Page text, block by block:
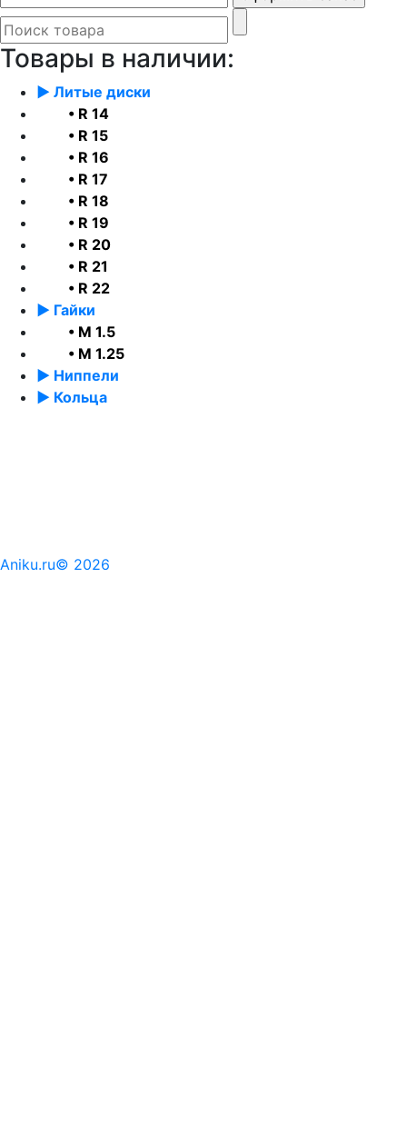
Товары в наличии:
► Литые диски
• R 14
• R 15
• R 16
• R 17
• R 18
• R 19
• R 20
• R 21
• R 22
► Гайки
• М 1.5
• М 1.25
► Ниппели
► Кольца
Aniku.ru© 2026